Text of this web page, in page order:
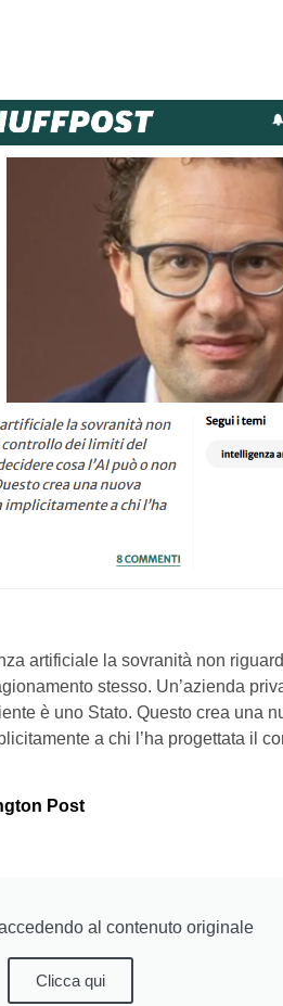
artificiale la sovranità non
stesso. Un’azienda
è uno Stato. Questo crea una
a chi l’ha progettata il
Post
al contenuto originale
Clicca qui